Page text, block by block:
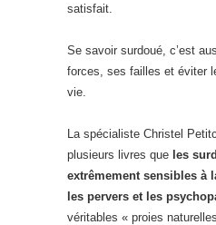
satisfait.
Se savoir surdoué, c’est
forces, ses failles et éviter
vie.
La spécialiste Christel
plusieurs livres que les
extrêmement sensibles à
les pervers et les
véritables « proies